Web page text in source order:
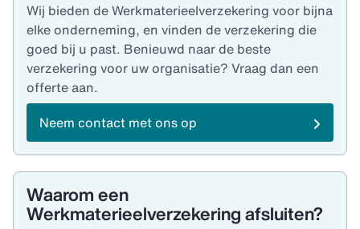
Wij bieden de Werkmaterieelverzekering voor bijna
elke onderneming, en vinden de verzekering die
goed bij u past. Benieuwd naar de beste
verzekering voor uw organisatie? Vraag dan een
offerte aan.
Neem contact met ons op
Waarom een
Werkmaterieelverzekering afsluiten?